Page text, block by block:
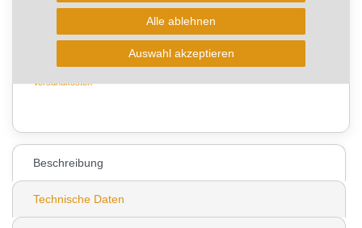
In den Warenkorb
* zzgl. ges. MwSt. zzgl.
Versandkosten
Beschreibung
Technische Daten
Alle ablehnen
Auswahl akzeptieren